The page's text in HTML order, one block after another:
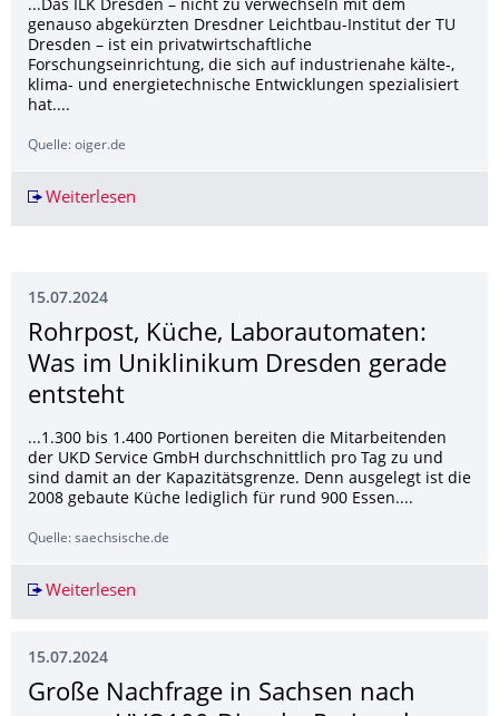
...Das ILK Dresden – nicht zu verwechseln mit dem
genauso abgekürzten Dresdner Leichtbau-Institut der TU
Dresden – ist ein privatwirtschaftliche
Forschungseinrichtung, die sich auf industrienahe kälte-,
klima- und energietechnische Entwicklungen spezialisiert
hat....
Quelle: oiger.de
Weiterlesen
15.07.2024
Rohrpost, Küche, Laborautomaten:
Was im Uniklinikum Dresden gerade
entsteht
...1.300 bis 1.400 Portionen bereiten die Mitarbeitenden
der UKD Service GmbH durchschnittlich pro Tag zu und
sind damit an der Kapazitätsgrenze. Denn ausgelegt ist die
2008 gebaute Küche lediglich für rund 900 Essen....
Quelle: saechsische.de
Weiterlesen
15.07.2024
Große Nachfrage in Sachsen nach